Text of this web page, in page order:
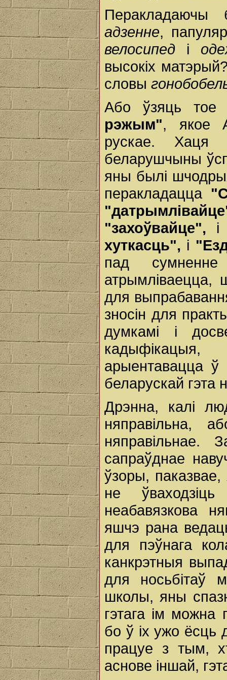
Перакладаючы
адзенне,
велосипед і
высокіх
словы
Або ўзяць
рэжым", якое
рускае. Хаця
беларушчыны
яны былі
перакладацца
"захоўвайце",
хуткасць", і
пад
атрымліваецца,
для
зносін для
думкамі і
арыентавацца ў
беларускай гэта
Дрэнна, калі
няправільна,
сапраўднае
ўзоры,
не
неабавязкова
яшчэ рана
для пэўнага
канкрэтныя
для носьбітаў
школы, яны
гэтага ім можна
бо ў іх ужо ёсць
працуе з тым,
аснове іншай,